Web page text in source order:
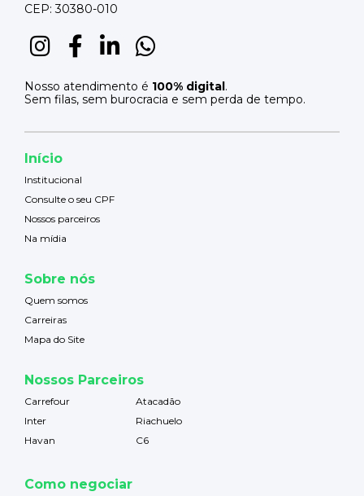
CEP: 30380-010
Nosso atendimento é 100% digital.
Sem filas, sem burocracia e sem perda de tempo.
Início
Institucional
Consulte o seu CPF
Nossos parceiros
Na mídia
Sobre nós
Quem somos
Carreiras
Mapa do Site
Nossos Parceiros
Carrefour
Atacadão
Inter
Riachuelo
Havan
C6
Como negociar